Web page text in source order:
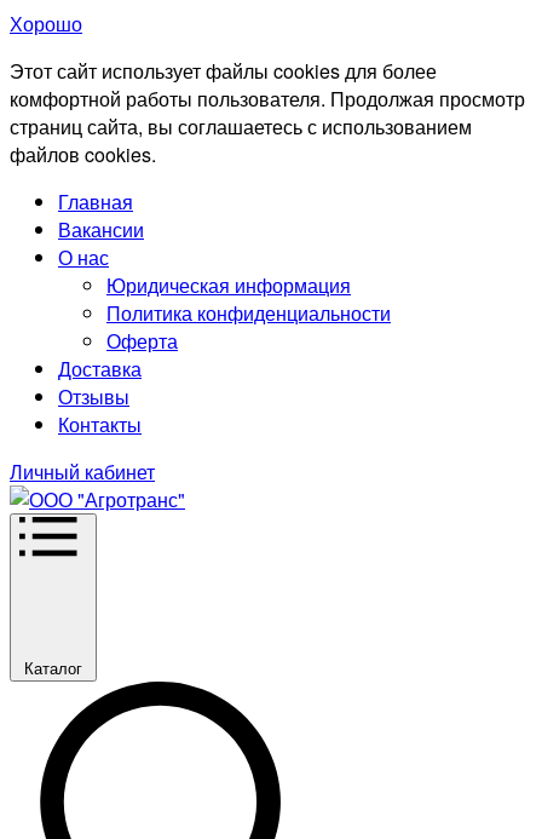
Хорошо
Этот сайт использует файлы cookies для более
комфортной работы пользователя. Продолжая просмотр
страниц сайта, вы соглашаетесь с использованием
файлов cookies.
Главная
Вакансии
О нас
Юридическая информация
Политика конфиденциальности
Оферта
Доставка
Отзывы
Контакты
Личный кабинет
Каталог